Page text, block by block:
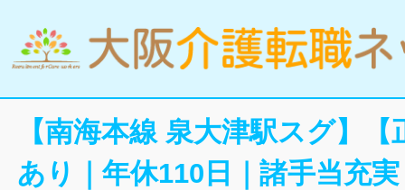
【南海本線 泉大津駅スグ】
あり｜年休110日｜諸手当充